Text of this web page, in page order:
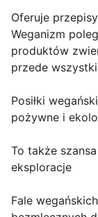
Oferuje
Weganizm
produktów
przede
Posiłki
pożywne i
To także
eksploracje
Fale